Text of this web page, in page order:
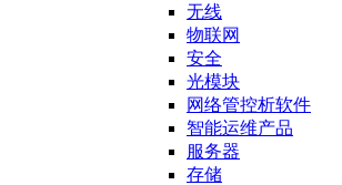
无线
物联网
安全
光模块
网络管控析软件
智能运维产品
服务器
存储